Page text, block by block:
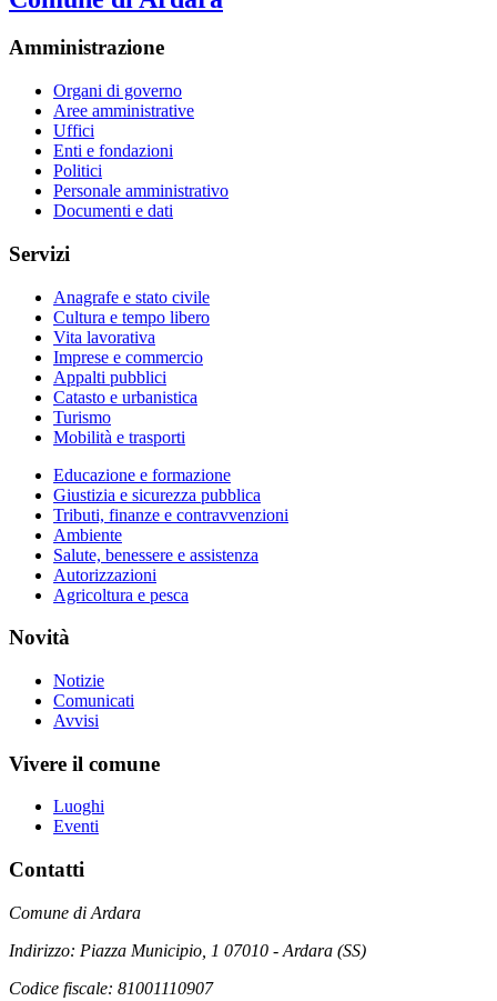
Amministrazione
Organi di governo
Aree amministrative
Uffici
Enti e fondazioni
Politici
Personale amministrativo
Documenti e dati
Servizi
Anagrafe e stato civile
Cultura e tempo libero
Vita lavorativa
Imprese e commercio
Appalti pubblici
Catasto e urbanistica
Turismo
Mobilità e trasporti
Educazione e formazione
Giustizia e sicurezza pubblica
Tributi, finanze e contravvenzioni
Ambiente
Salute, benessere e assistenza
Autorizzazioni
Agricoltura e pesca
Novità
Notizie
Comunicati
Avvisi
Vivere il comune
Luoghi
Eventi
Contatti
Comune di Ardara
Indirizzo: Piazza Municipio, 1 07010 - Ardara (SS)
Codice fiscale: 81001110907